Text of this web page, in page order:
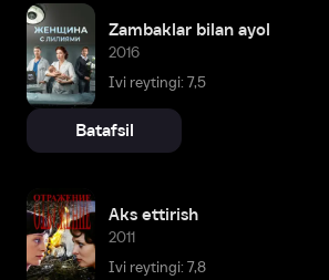
Zambaklar bilan ayol
2016
Ivi reytingi: 7,5
Batafsil
Aks ettirish
2011
Ivi reytingi: 7,8